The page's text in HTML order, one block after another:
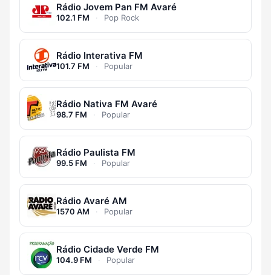
Rádio Jovem Pan FM Avaré
102.1 FM · Pop Rock
Rádio Interativa FM
101.7 FM · Popular
Rádio Nativa FM Avaré
98.7 FM · Popular
Rádio Paulista FM
99.5 FM · Popular
Rádio Avaré AM
1570 AM · Popular
Rádio Cidade Verde FM
104.9 FM · Popular